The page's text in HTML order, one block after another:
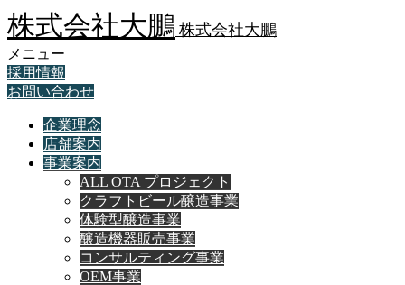
株式会社大鵬 株式会社大鵬
メニュー
採用情報
お問い合わせ
企業理念
店舗案内
事業案内
ALL OTA プロジェクト
クラフトビール醸造事業
体験型醸造事業
醸造機器販売事業
コンサルティング事業
OEM事業